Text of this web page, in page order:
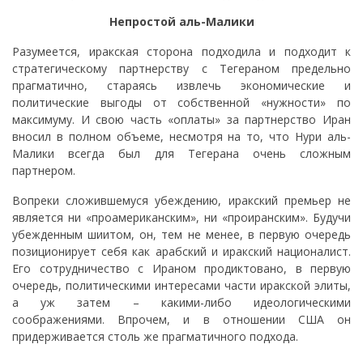
Непростой аль-Малики
Разумеется, иракская сторона подходила и подходит к
стратегическому партнерству с Тегераном предельно
прагматично, стараясь извлечь экономические и
политические выгоды от собственной «нужности» по
максимуму. И свою часть «оплаты» за партнерство Иран
вносил в полном объеме, несмотря на то, что Нури аль-
Малики всегда был для Тегерана очень сложным
партнером.
Вопреки сложившемуся убеждению, иракский премьер не
является ни «проамериканским», ни «проиранским». Будучи
убежденным шиитом, он, тем не менее, в первую очередь
позиционирует себя как арабский и иракский националист.
Его сотрудничество с Ираном продиктовано, в первую
очередь, политическими интересами части иракской элиты,
а уж затем – какими-либо идеологическими
соображениями. Впрочем, и в отношении США он
придерживается столь же прагматичного подхода.